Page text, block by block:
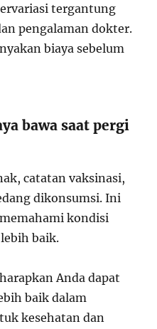
tergantung
pengalaman dokter.
biaya sebelum
bawa saat pergi
catatan vaksinasi,
dikonsumsi. Ini
kondisi
baik.
Anda dapat
baik dalam
kesehatan dan